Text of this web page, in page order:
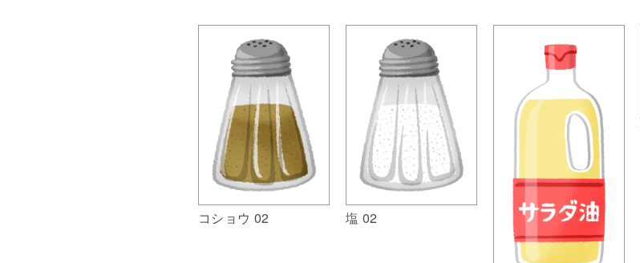
コショウ 02 塩 02